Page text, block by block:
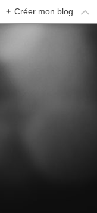
+ Créer mon blog